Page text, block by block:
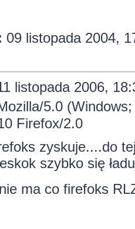
09 listopada 2004,
listopada 2006,
5.0
Firefox/2.0
zyskuje....do
szybko się
ma co firefoks